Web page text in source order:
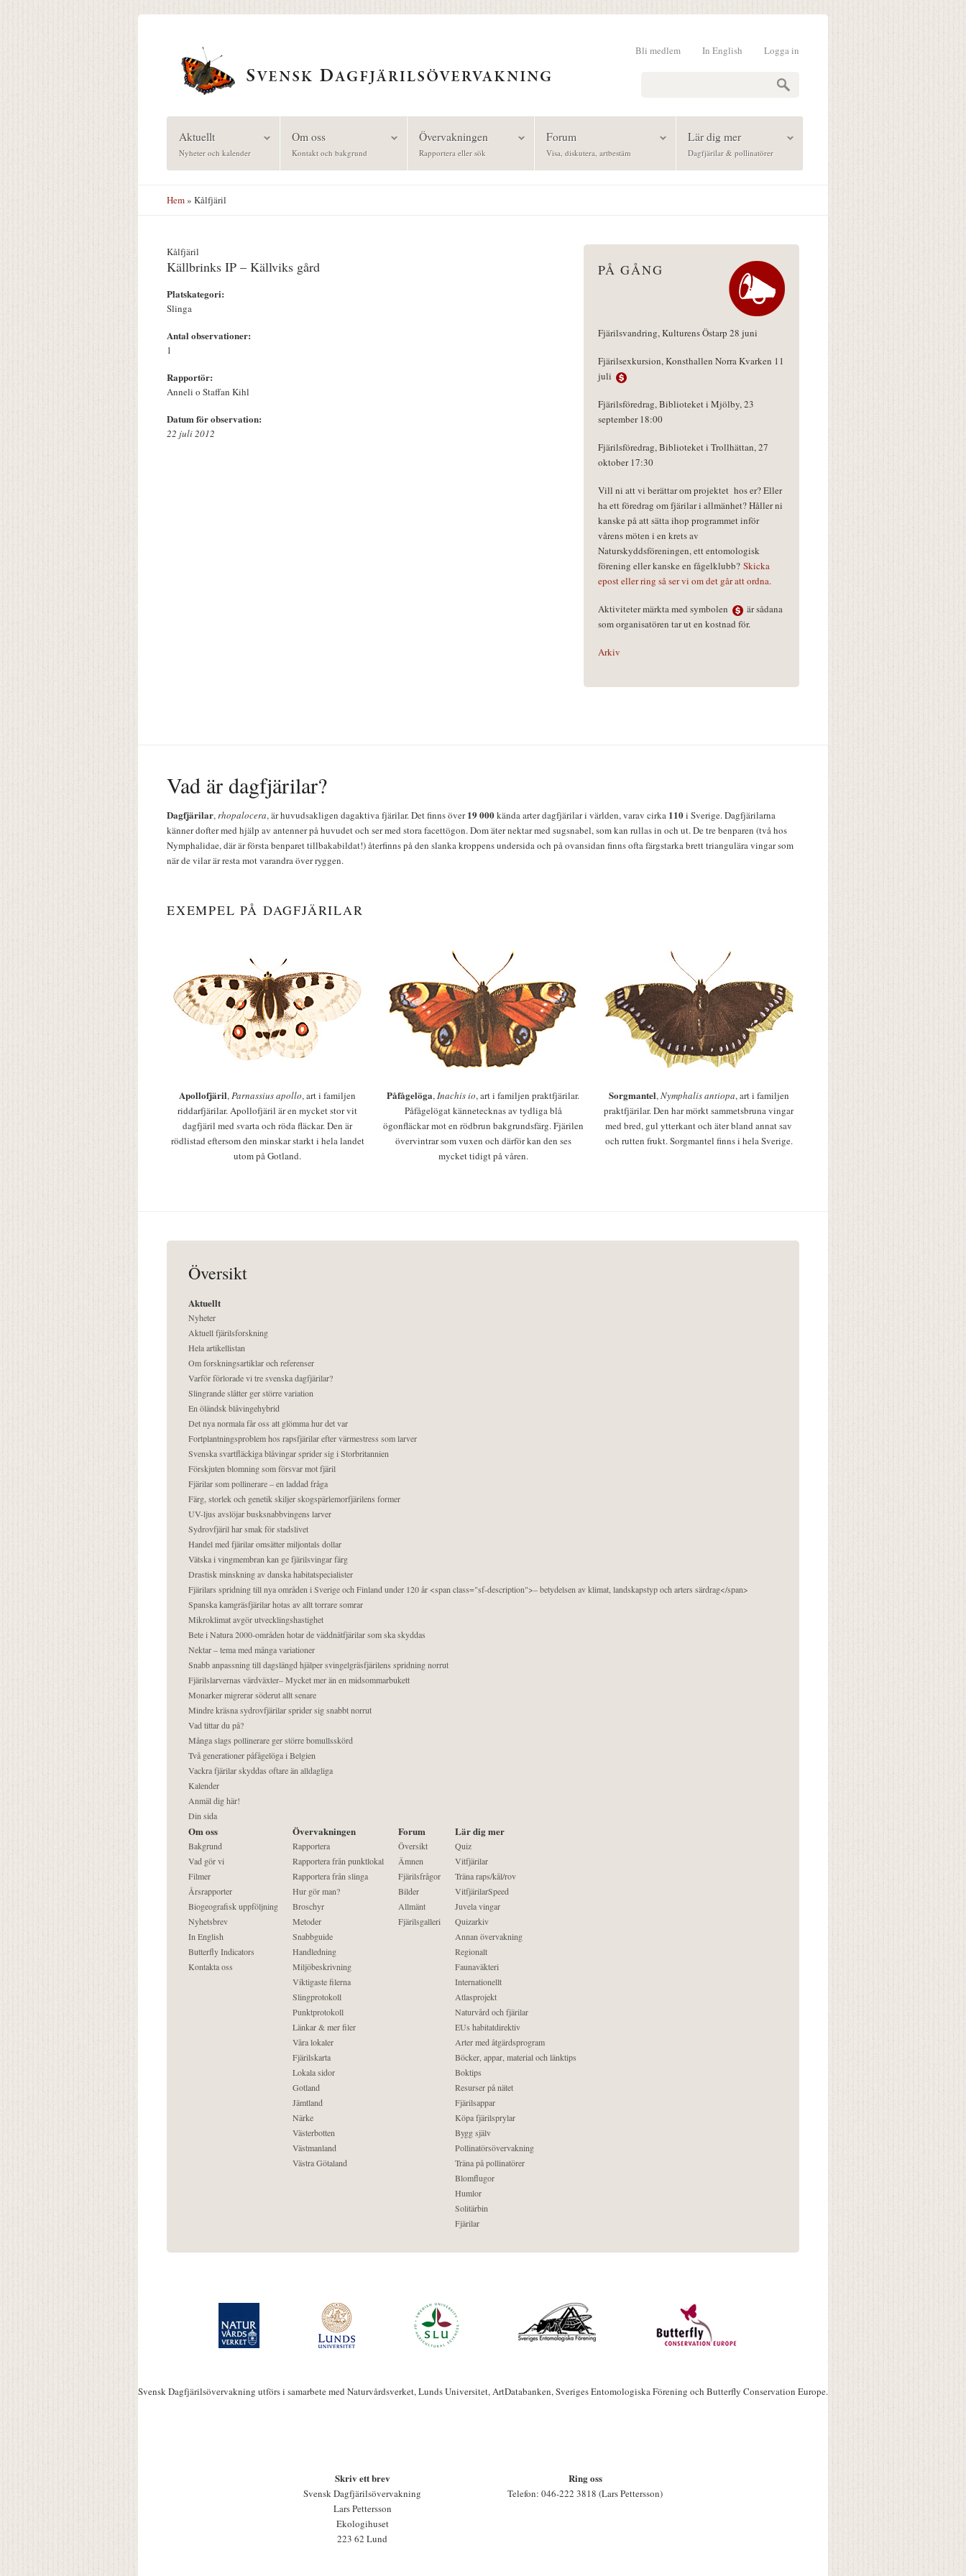
Logga in
In English
Bli medlem
Aktuellt
Nyheter och kalender
Om oss
Kontakt och bakgrund
Övervakningen
Rapportera eller sök
Forum
Visa, diskutera, artbestäm
Lär dig mer
Dagfjärilar & pollinatörer
Hem» Kålfjäril
Kålfjäril
Källbrinks IP – Källviks gård
Platskategori:
Slinga
Antal observationer:
1
Rapportör:
Anneli o Staffan Kihl
Datum för observation:
22 juli 2012
PÅ GÅNG
Fjärilsvandring, Kulturens Östarp 28 juni
Fjärilsexkursion, Konsthallen Norra Kvarken 11
juli
Fjärilsföredrag, Biblioteket i Mjölby, 23
september 18:00
Fjärilsföredrag, Biblioteket i Trollhättan, 27
oktober 17:30
Vill ni att vi berättar om projektet hos er? Eller
ha ett föredrag om fjärilar i allmänhet? Håller ni
kanske på att sätta ihop programmet inför
vårens möten i en krets av
Naturskyddsföreningen, ett entomologisk
förening eller kanske en fågelklubb? Skicka
epost eller ring så ser vi om det går att ordna.
Aktiviteter märkta med symbolen
är sådana
som organisatören tar ut en kostnad för.
Arkiv
Vad är dagfjärilar?
Dagfjärilar,rhopalocera, är huvudsakligen dagaktiva fjärilar. Det finns över19 000kända arter dagfjärilar i världen, varav cirka 110i Sverige. Dagfjärilarna
känner dofter med hjälp av antenner på huvudet och ser med stora facettögon. Dom äter nektar med sugsnabel, som kan rullas in och ut. De tre benparen (två hos
Nymphalidae, där är första benparet tillbakabildat!) återfinns på den slanka kroppens undersida och på ovansidan finns ofta färgstarka brett triangulära vingar som
när de vilar är resta mot varandra över ryggen.
EXEMPEL PÅ DAGFJÄRILAR
Apollofjäril,Parnassius apollo, art i familjen
riddarfjärilar. Apollofjäril är en mycket stor vit
dagfjäril med svarta och röda fläckar. Den är
rödlistad eftersom den minskar starkt i hela landet
utom på Gotland.
Påfågelöga,Inachis io, art i familjen praktfjärilar.
Påfågelögat kännetecknas av tydliga blå
ögonfläckar mot en rödbrun bakgrundsfärg. Fjärilen
övervintrar som vuxen och därför kan den ses
mycket tidigt på våren.
Sorgmantel,Nymphalis antiopa, art i familjen
praktfjärilar. Den har mörkt sammetsbruna vingar
med bred, gul ytterkant och äter bland annat sav
och rutten frukt. Sorgmantel finns i hela Sverige.
Översikt
Aktuellt
Nyheter
Aktuell fjärilsforskning
Hela artikellistan
Om forskningsartiklar och referenser
Varför förlorade vi tre svenska dagfjärilar?
Slingrande slåtter ger större variation
En öländsk blåvingehybrid
Det nya normala får oss att glömma hur det var
Fortplantningsproblem hos rapsfjärilar efter värmestress som larver
Svenska svartfläckiga blåvingar sprider sig i Storbritannien
Förskjuten blomning som försvar mot fjäril
Fjärilar som pollinerare – en laddad fråga
Färg, storlek och genetik skiljer skogspärlemorfjärilens former
UV-ljus avslöjar busksnabbvingens larver
Sydrovfjäril har smak för stadslivet
Handel med fjärilar omsätter miljontals dollar
Vätska i vingmembran kan ge fjärilsvingar färg
Drastisk minskning av danska habitatspecialister
Fjärilars spridning till nya områden i Sverige och Finland under 120 år <span class="sf-description">– betydelsen av klimat, landskapstyp och arters särdrag</span>
Spanska kamgräsfjärilar hotas av allt torrare somrar
Mikroklimat avgör utvecklingshastighet
Bete i Natura 2000-områden hotar de väddnätfjärilar som ska skyddas
Nektar – tema med många variationer
Snabb anpassning till dagslängd hjälper svingelgräsfjärilens spridning norrut
Fjärilslarvernas värdväxter– Mycket mer än en midsommarbukett
Monarker migrerar söderut allt senare
Mindre kräsna sydrovfjärilar sprider sig snabbt norrut
Vad tittar du på?
Många slags pollinerare ger större bomullsskörd
Två generationer påfågelöga i Belgien
Vackra fjärilar skyddas oftare än alldagliga
Kalender
Anmäl dig här!
Din sida
Om oss
Bakgrund
Vad gör vi
Filmer
Årsrapporter
Biogeografisk uppföljning
Nyhetsbrev
In English
Butterfly Indicators
Kontakta oss
Övervakningen
Rapportera
Rapportera från punktlokal
Rapportera från slinga
Hur gör man?
Broschyr
Metoder
Snabbguide
Handledning
Miljöbeskrivning
Viktigaste filerna
Slingprotokoll
Punktprotokoll
Länkar & mer filer
Våra lokaler
Fjärilskarta
Lokala sidor
Gotland
Jämtland
Närke
Västerbotten
Västmanland
Västra Götaland
Forum
Översikt
Ämnen
Fjärilsfrågor
Bilder
Allmänt
Fjärilsgalleri
Lär dig mer
Quiz
Vitfjärilar
Träna raps/kål/rov
VitfjärilarSpeed
Juvela vingar
Quizarkiv
Annan övervakning
Regionalt
Faunaväkteri
Internationellt
Atlasprojekt
Naturvård och fjärilar
EUs habitatdirektiv
Arter med åtgärdsprogram
Böcker, appar, material och länktips
Boktips
Resurser på nätet
Fjärilsappar
Köpa fjärilsprylar
Bygg själv
Pollinatörsövervakning
Träna på pollinatörer
Blomflugor
Humlor
Solitärbin
Fjärilar
Svensk Dagfjärilsövervakning utförs i samarbete med Naturvårdsverket, Lunds Universitet, ArtDatabanken, Sveriges Entomologiska Förening och Butterfly Conservation Europe.
Skriv ett brev
Svensk Dagfjärilsövervakning
Lars Pettersson
Ekologihuset
223 62 Lund
Ring oss
Telefon: 046-222 3818 (Lars Pettersson)